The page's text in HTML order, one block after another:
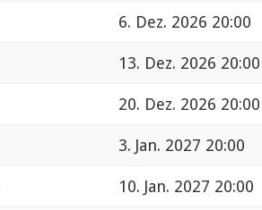
6. Dez. 2026 20:00
13. Dez. 2026 20:00
20. Dez. 2026 20:00
3. Jan. 2027 20:00
10. Jan. 2027 20:00